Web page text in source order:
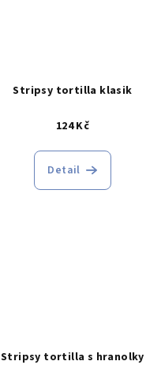
Stripsy tortilla klasik
124 Kč
Detail
Stripsy tortilla s hranolky